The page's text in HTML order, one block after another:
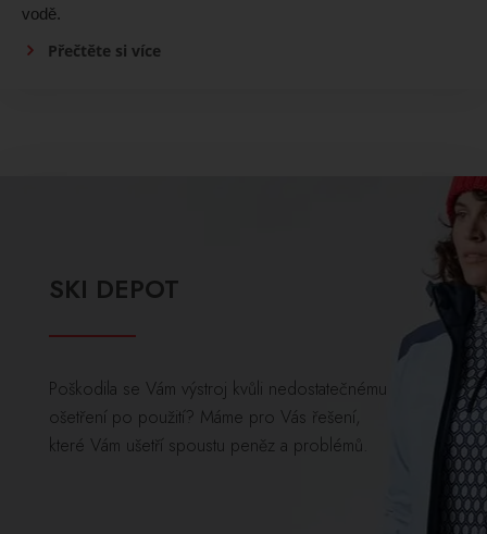
vodě.
Přečtěte si více
SKI DEPOT
Poškodila se Vám výstroj kvůli nedostatečnému
ošetření po použití? Máme pro Vás řešení,
které Vám ušetří spoustu peněz a problémů.